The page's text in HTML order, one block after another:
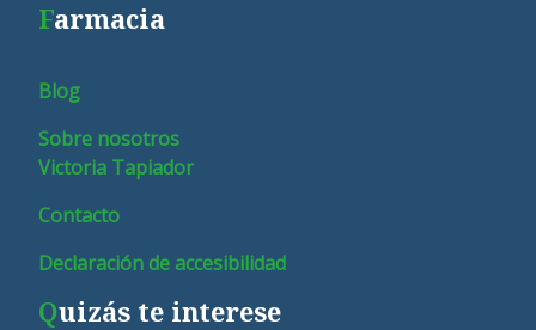
Farmacia
Blog
Sobre nosotros
Victoria Tapiador
Contacto
Declaración de accesibilidad
Quizás te interese